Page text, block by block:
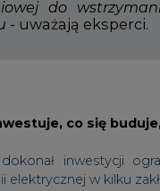
do
- uważają eksperci.
co się
inwestycji
elektrycznej w kilku